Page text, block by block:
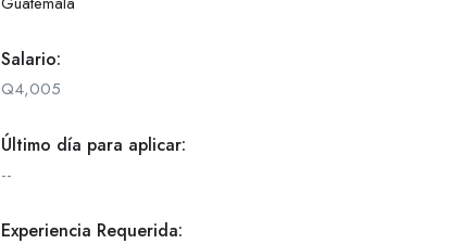
Salario:
Q4,005
Último día para aplicar:
--
Experiencia Requerida: